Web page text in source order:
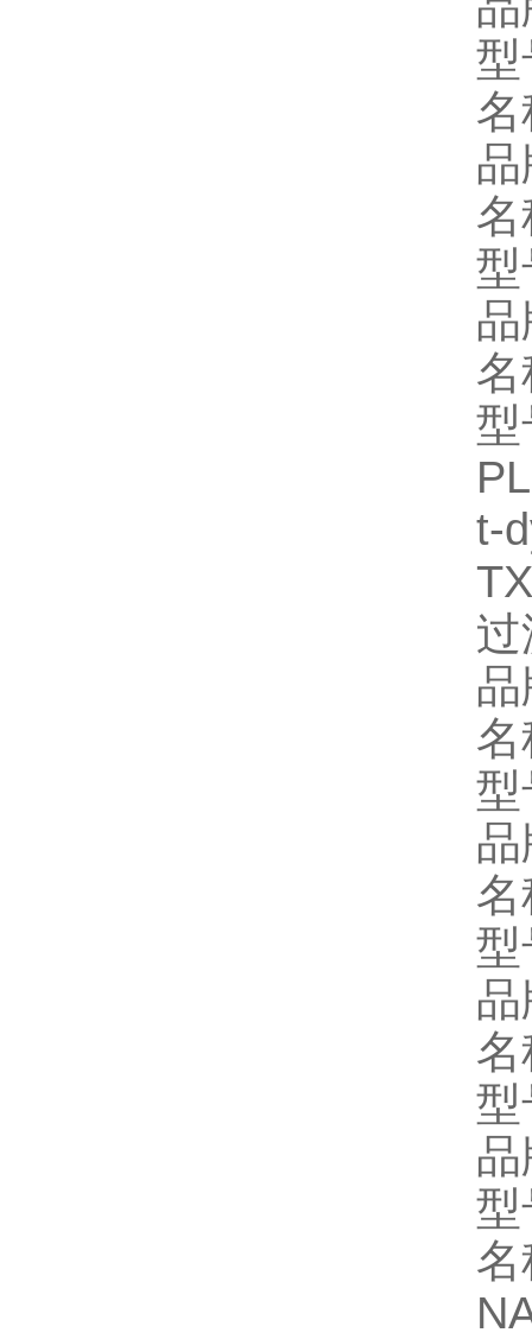
型
型
型
t-
型
型
型
型